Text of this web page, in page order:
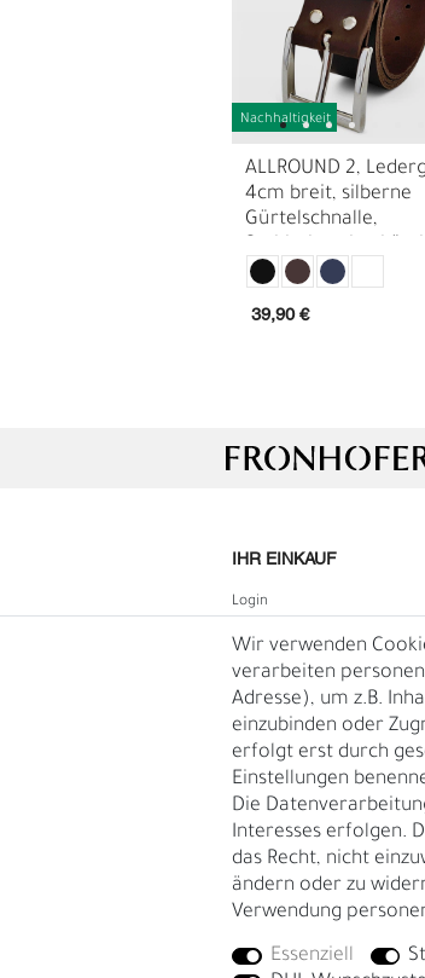
G
Ü
E
L
Nachhaltigkeit
ALLROUND 2,
4cm breit, silberne
Gürtelschnalle,
extra Schraube
39,90 €
IHR EINKAUF
Login
B2B Login
Registrieren
Wunschliste
Warenkorb
Kasse
Wir verwenden
verarbeiten
Adresse), um z.B.
einzubinden oder
erfolgt erst durch
Einstellungen
Die
Interesses erfolgen.
das Recht, nicht
ändern oder zu
Verwendung
Essenziell